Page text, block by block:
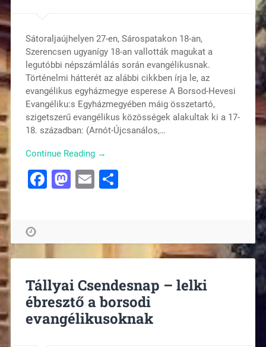
Sátoraljaújhelyen 27-en, Sárospatakon 18-an,
Szerencsen ugyanígy 18-an vallották magukat a
legutóbbi népszámlálás során evangélikusnak.
Történelmi hátterét az alábbi cikkben írja le, az
evangélikus egyházmegye esperese A Borsod-Hevesi
Evangéliku:s Egyházmegyében máig összetartó,
szigetszerű evangélikus közösségek alakultak ki a 17-
18. században: (Arnót-Újcsanálos,…
Continue Reading →
Facebook
Mastodon
EmailOssza
Tállyai Csendesnap – lelki
ébresztő a borsodi
evangélikusoknak